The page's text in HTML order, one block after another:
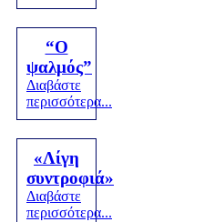
“Ο
ψαλμός”
Διαβάστε
περισσότερα...
«Λίγη
συντροφιά»
Διαβάστε
περισσότερα...